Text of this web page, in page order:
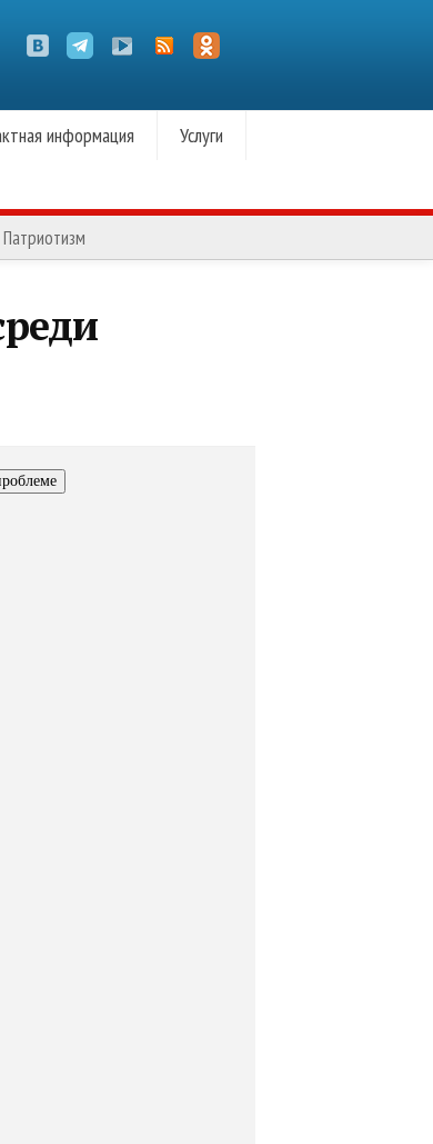
информация
Услуги
Патриотизм